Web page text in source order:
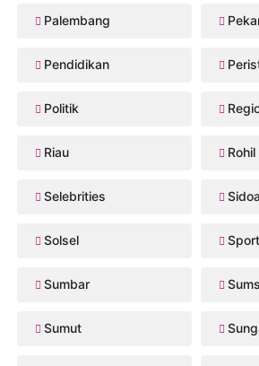
Palembang
Pendidikan
Politik
Riau Rohil
Selebrities
Solsel
Sumbar
Sumut